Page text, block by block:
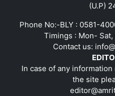
(U.P)
Phone No:-BLY : 0581-
Timings : Mon-
Contact us:
In case of any
the site